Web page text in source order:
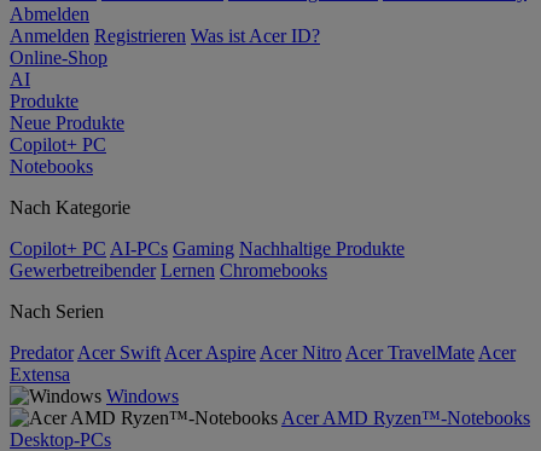
Abmelden
Anmelden Registrieren Was ist Acer ID?
Online-Shop
AI
Produkte
Neue Produkte
Copilot+ PC
Notebooks
Nach Kategorie
Copilot+ PC AI-PCs Gaming Nachhaltige Produkte
Gewerbetreibender Lernen Chromebooks
Nach Serien
Predator Acer Swift Acer Aspire Acer Nitro Acer TravelMate Acer
Extensa
Windows
Acer AMD Ryzen™-Notebooks
Desktop-PCs